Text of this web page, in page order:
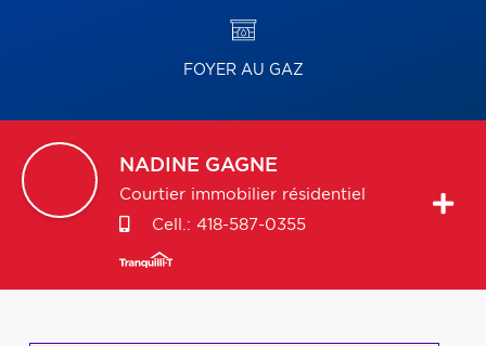
FOYER AU GAZ
NADINE GAGNE
Courtier immobilier résidentiel
Cell.: 418-587-0355